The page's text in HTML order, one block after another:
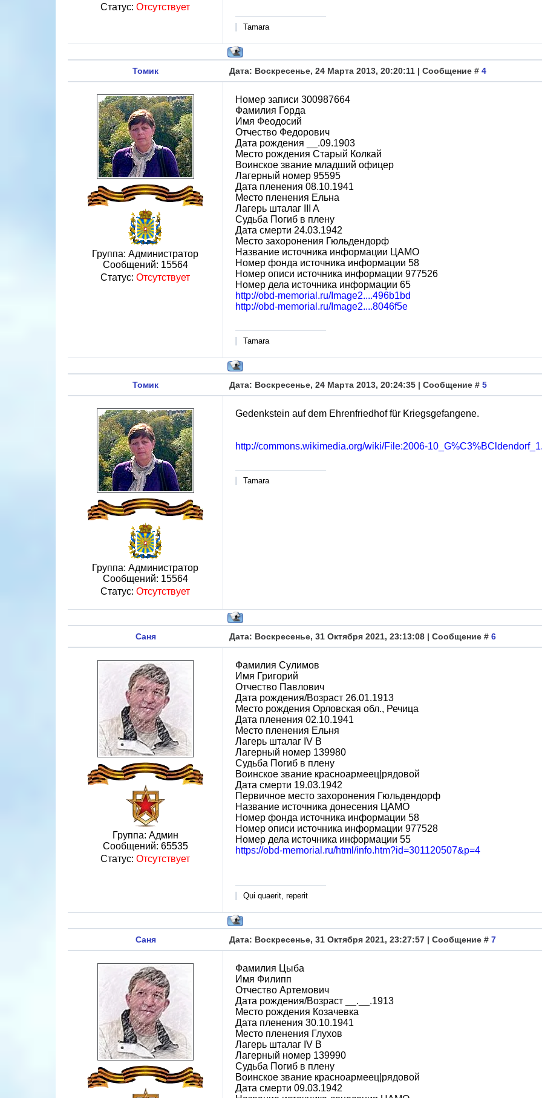
Статус: Отсутствует
Tamara
Томик Дата: Воскресенье, 24 Марта 2013, 20:20:11 | Сообщение # 4
Группа: Администратор
Сообщений: 15564
Статус: Отсутствует
Номер записи 300987664
Фамилия Горда
Имя Феодосий
Отчество Федорович
Дата рождения __.09.1903
Место рождения Старый Колкай
Воинское звание младший офицер
Лагерный номер 95595
Дата пленения 08.10.1941
Место пленения Ельна
Лагерь шталаг III A
Судьба Погиб в плену
Дата смерти 24.03.1942
Место захоронения Гюльдендорф
Название источника информации ЦАМО
Номер фонда источника информации 58
Номер описи источника информации 977526
Номер дела источника информации 65
http://obd-memorial.ru/Image2....496b1bd
http://obd-memorial.ru/Image2....8046f5e
Tamara
Томик Дата: Воскресенье, 24 Марта 2013, 20:24:35 | Сообщение # 5
Группа: Администратор
Сообщений: 15564
Статус: Отсутствует
Gedenkstein auf dem Ehrenfriedhof für Kriegsgefangene.
http://commons.wikimedia.org/wiki/File:2006-
Tamara
Саня Дата: Воскресенье, 31 Октября 2021, 23:13:08 | Сообщение # 6
Группа: Админ
Сообщений: 65535
Статус: Отсутствует
Фамилия Сулимов
Имя Григорий
Отчество Павлович
Дата рождения/Возраст 26.01.1913
Место рождения Орловская обл., Речица
Дата пленения 02.10.1941
Место пленения Ельня
Лагерь шталаг IV B
Лагерный номер 139980
Судьба Погиб в плену
Воинское звание красноармеец|рядовой
Дата смерти 19.03.1942
Первичное место захоронения Гюльдендорф
Название источника донесения ЦАМО
Номер фонда источника информации 58
Номер описи источника информации 977528
Номер дела источника информации 55
https://obd-memorial.ru/html/info.htm?id=301120507&p=4
Qui quaerit, reperit
Саня Дата: Воскресенье, 31 Октября 2021, 23:27:57 | Сообщение # 7
Фамилия Цыба
Имя Филипп
Отчество Артемович
Дата рождения/Возраст __.__.1913
Место рождения Козачевка
Дата пленения 30.10.1941
Место пленения Глухов
Лагерь шталаг IV B
Лагерный номер 139990
Судьба Погиб в плену
Воинское звание красноармеец|рядовой
Дата смерти 09.03.1942